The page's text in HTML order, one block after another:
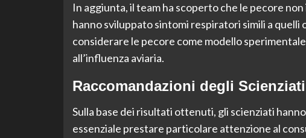
In aggiunta, il team ha scoperto che le pecore
hanno sviluppato sintomi respiratori simili a quelli
considerare le pecore come modello
all’influenza aviaria.
Raccomandazioni degli Scienziati
Sulla base dei risultati ottenuti, gli scienziati
essenziale prestare particolare attenzione al